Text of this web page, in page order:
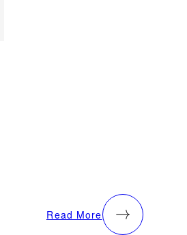
Read More